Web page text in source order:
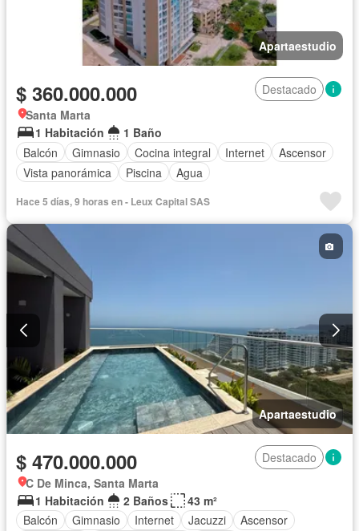
Apartaestudio
$ 360.000.000
Destacado
Santa Marta
1 Habitación
1 Baño
Balcón
Gimnasio Cocina integral Internet
Ascensor
Vista panorámica
Piscina Agua
Hace 5 días, 9 horas en - Leux Capital SAS
Apartaestudio
$ 470.000.000
Destacado
C De Minca, Santa Marta
1 Habitación
2 Baños
43 m²
Balcón
Gimnasio Internet Jacuzzi
Ascensor